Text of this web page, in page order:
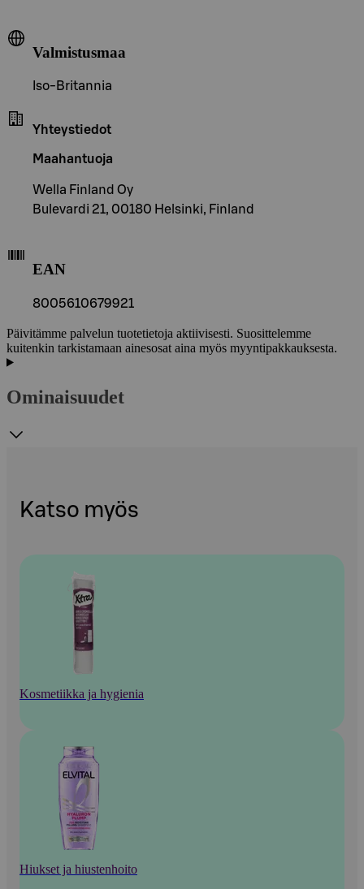
Valmistusmaa
Iso-Britannia
Yhteystiedot
Maahantuoja
Wella Finland Oy
Bulevardi 21, 00180 Helsinki, Finland
EAN
8005610679921
Päivitämme palvelun tuotetietoja aktiivisesti. Suosittelemme
kuitenkin tarkistamaan ainesosat aina myös myyntipakkauksesta.
Ominaisuudet
Katso myös
Kosmetiikka ja hygienia
Hiukset ja hiustenhoito